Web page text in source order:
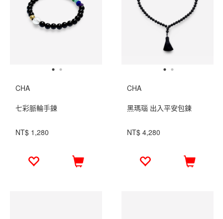
CHA
七彩脈輪手鍊
NT$ 1,280
CHA
黑瑪瑙 出入平安包鍊
NT$ 4,280